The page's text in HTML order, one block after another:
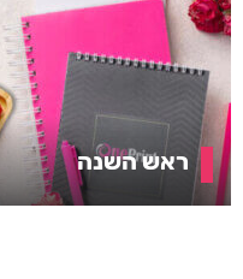
ראש השנה